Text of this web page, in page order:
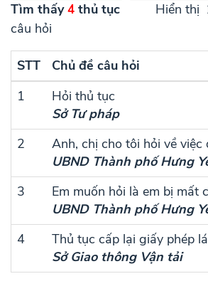
Tìm thấy4 thủ tục Hiển thị
câu hỏi
STT
Chủ đề câu hỏi
1
Hỏi thủ tục
Sở Tư pháp
2
Anh, chị cho tôi hỏi về
UBND Thành phố Hưng
3
Em muốn hỏi là em bị mất
UBND Thành phố Hưng
4
Thủ tục cấp lại giấy phép
Sở Giao thông Vận tải